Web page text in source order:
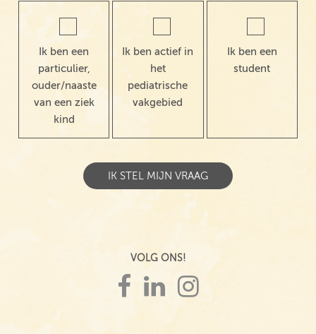
Ik ben een
particulier,
ouder/naaste
van een ziek
kind
Ik ben actief in
het
pediatrische
vakgebied
Ik ben een
student
VOLG ONS!